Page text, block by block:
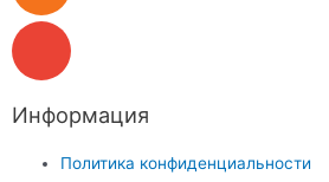
Информация
Политика конфиденциальности